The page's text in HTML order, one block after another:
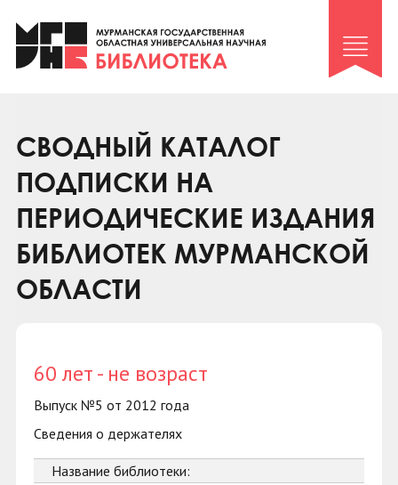
Клуб «Гиря и сельдерей»
Клуб «Семейный архив»
Коллегам
Контакты
СВОДНЫЙ КАТАЛОГ
ПОДПИСКИ НА
ПЕРИОДИЧЕСКИЕ ИЗДАНИЯ
БИБЛИОТЕК МУРМАНСКОЙ
ОБЛАСТИ
60 лет - не возраст
Выпуск №5 от 2012 года
Сведения о держателях
Название библиотеки: